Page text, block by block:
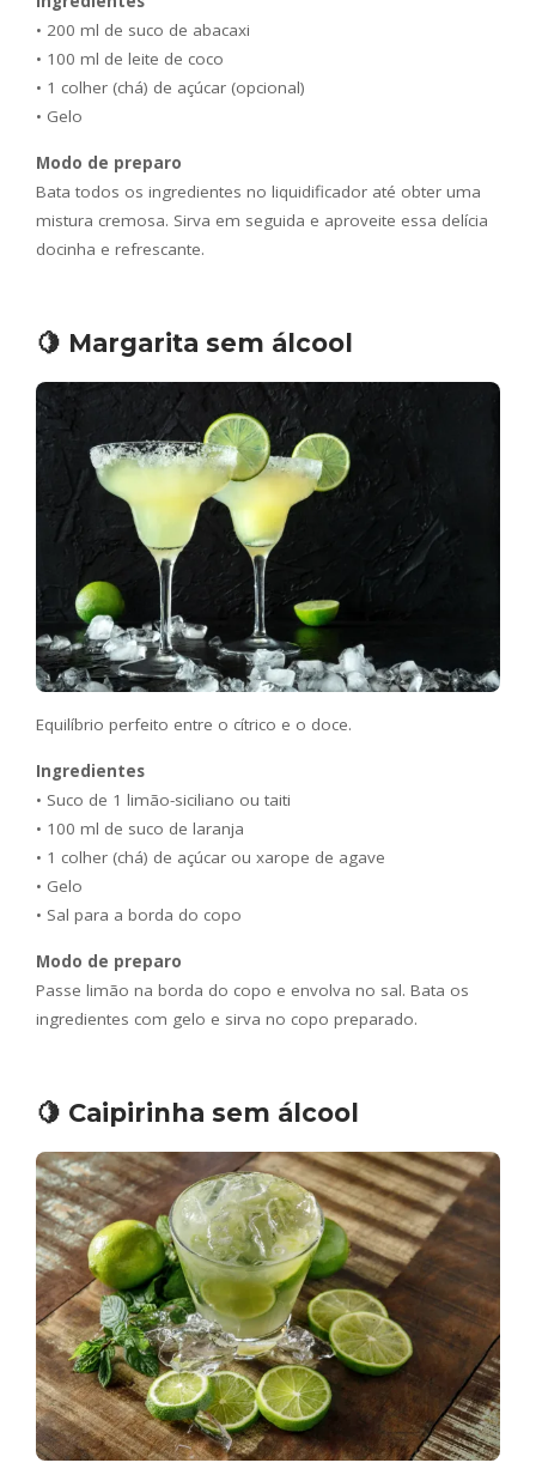
• 200 ml de suco de abacaxi
• 100 ml de leite de coco
• 1 colher (chá) de açúcar (opcional)
• Gelo
Modo de preparo
Bata todos os ingredientes no liquidificador até obter uma
mistura cremosa. Sirva em seguida e aproveite essa delícia
docinha e refrescante.
🍋 Margarita sem álcool
Equilíbrio perfeito entre o cítrico e o doce.
Ingredientes
• Suco de 1 limão-siciliano ou taiti
• 100 ml de suco de laranja
• 1 colher (chá) de açúcar ou xarope de agave
• Gelo
• Sal para a borda do copo
Modo de preparo
Passe limão na borda do copo e envolva no sal. Bata os
ingredientes com gelo e sirva no copo preparado.
🍋 Caipirinha sem álcool